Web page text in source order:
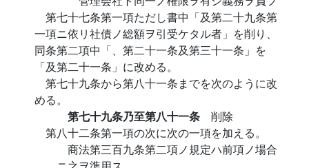
第七十七条第一項ただし書中「及第二十九条第
一項ニ依リ社債ノ総額ヲ引受ケタル者」を削り、
同条第二項中「、第二十一条及第三十一条」を
「及第二十一条」に改める。
第七十九条から第八十一条までを次のように改
める。
第七十九条乃至第八十一条 削除
第八十二条第一項の次に次の一項を加える。
商法第三百九条第二項ノ規定ハ前項ノ場合